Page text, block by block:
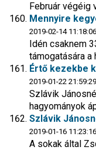
Február végéig
Mennyire
2019-02-14 11:18:06
Idén csaknem
támogatására
Értő kezekbe
2019-01-22 21:59:29
Szlávik
hagyományok
Szlávik
2019-01-16 11:23:16
A sokak által